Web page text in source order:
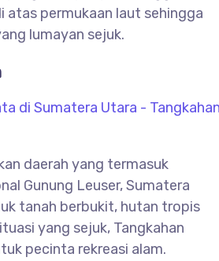
atas permukaan laut sehingga
lumayan sejuk.
daerah yang termasuk
Gunung Leuser, Sumatera
tanah berbukit, hutan tropis
yang sejuk, Tangkahan
pecinta rekreasi alam.